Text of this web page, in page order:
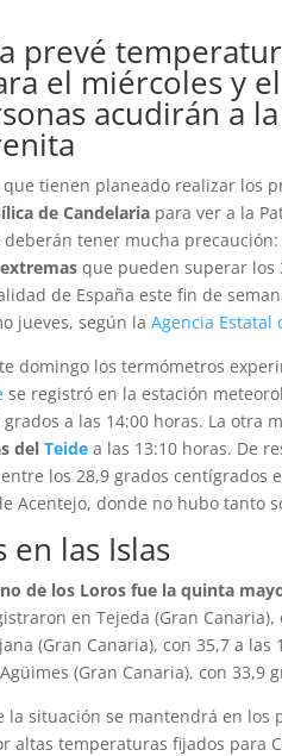
prevé
el miércoles y
acudirán a
tienen planeado realizar los
de Candelariapara ver a la
tener mucha
que pueden superar los
de España este fin de
jueves, según la Agencia Estatal
domingo los termómetros
se registró en la estación
a las 14:00 horas. La otra
del Teide a las 13:10 horas. De
los 28,9 grados centígrados
Acentejo, donde no hubo tanto
en las Islas
de los Loros fue la quinta
en Tejeda (Gran Canaria),
(Gran Canaria), con 35,7 a las
(Gran Canaria), con 33,9
la situación se mantendrá en los
altas temperaturas fijados para